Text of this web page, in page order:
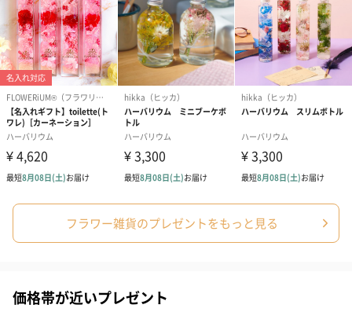
フラワー雑貨のプレゼントをもっと見る
価格帯が近いプレゼント